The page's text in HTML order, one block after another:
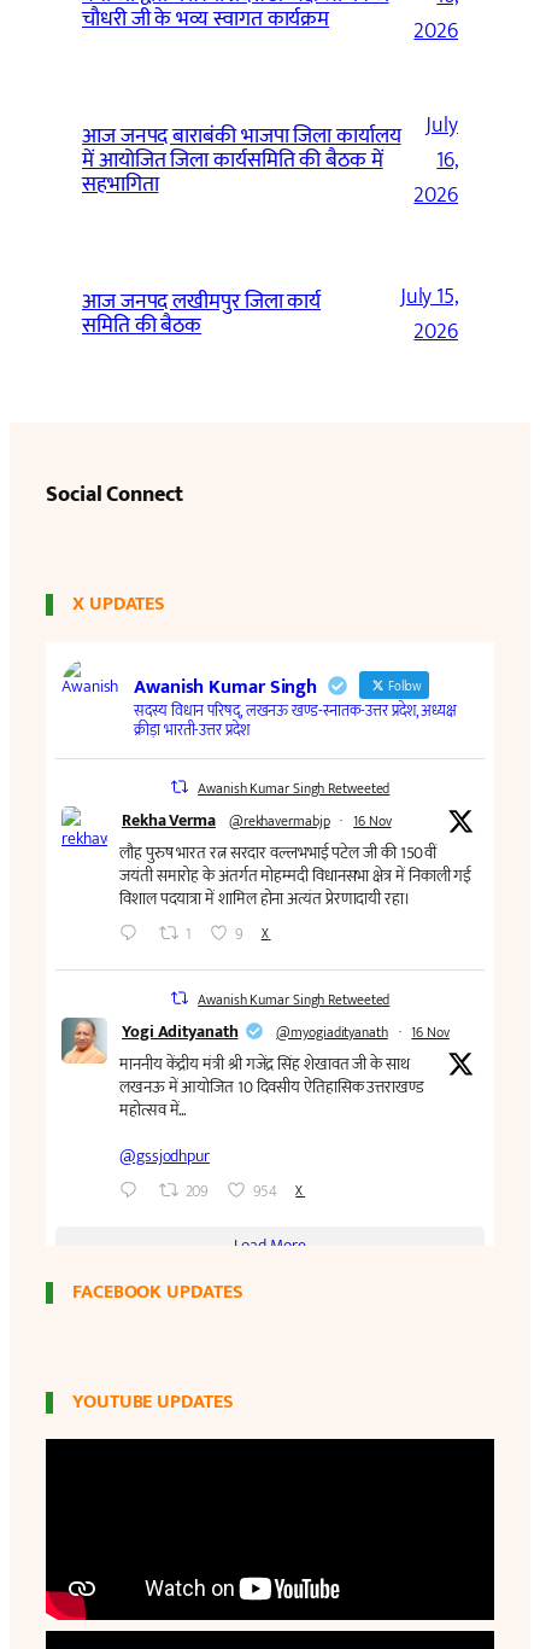
चौधरी जी के भव्य स्वागत कार्यक्रम
2026
आज जनपद बाराबंकी भाजपा जिला कार्यालय
में आयोजित जिला कार्यसमिति की बैठक में
सहभागिता
July
16,
2026
आज जनपद लखीमपुर जिला कार्य
समिति की बैठक
July 15,
2026
Social Connect
X UPDATES
FACEBOOK UPDATES
YOUTUBE UPDATES